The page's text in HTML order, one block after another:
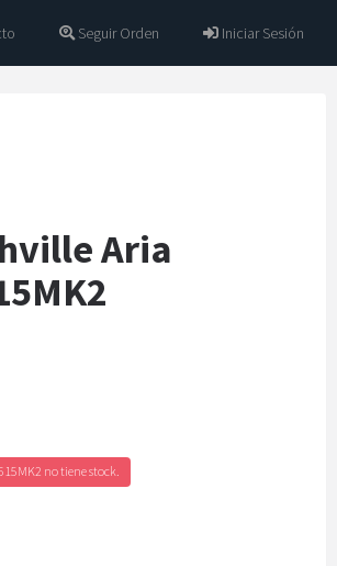
Seguir Orden Iniciar Sesión
Aria
no tiene stock.